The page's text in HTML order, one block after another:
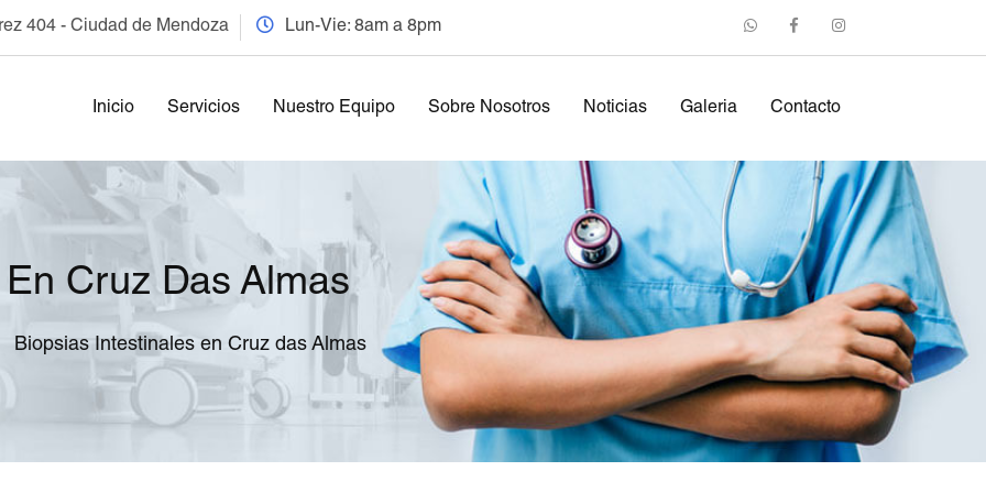
404 - Ciudad de Mendoza Lun-Vie: 8am a 8pm
Inicio Servicios Nuestro Equipo Sobre Nosotros Noticias Galeria Contacto
Cruz Das Almas
Biopsias Intestinales en Cruz das Almas